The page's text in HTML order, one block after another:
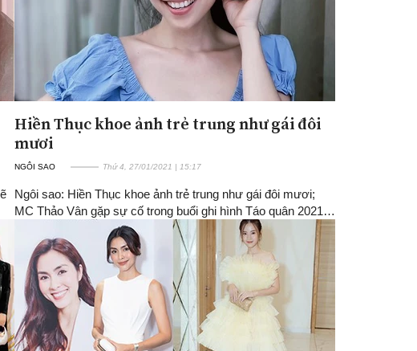
Hiền Thục khoe ảnh trẻ trung như gái đôi
mươi
NGÔI SAO Thứ 4, 27/01/2021 | 15:17
Ngôi sao: Hiền Thục khoe ảnh trẻ trung như gái đôi mươi;
MC Thảo Vân gặp sự cố trong buổi ghi hình Táo quân 2021…